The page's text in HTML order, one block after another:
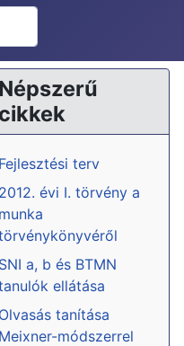
Népszerű
cikkek
Fejlesztési terv
2012. évi I. törvény a
munka
SNI a, b és BTMN
ellátása
Olvasás tanítása
Meixner-módszerrel